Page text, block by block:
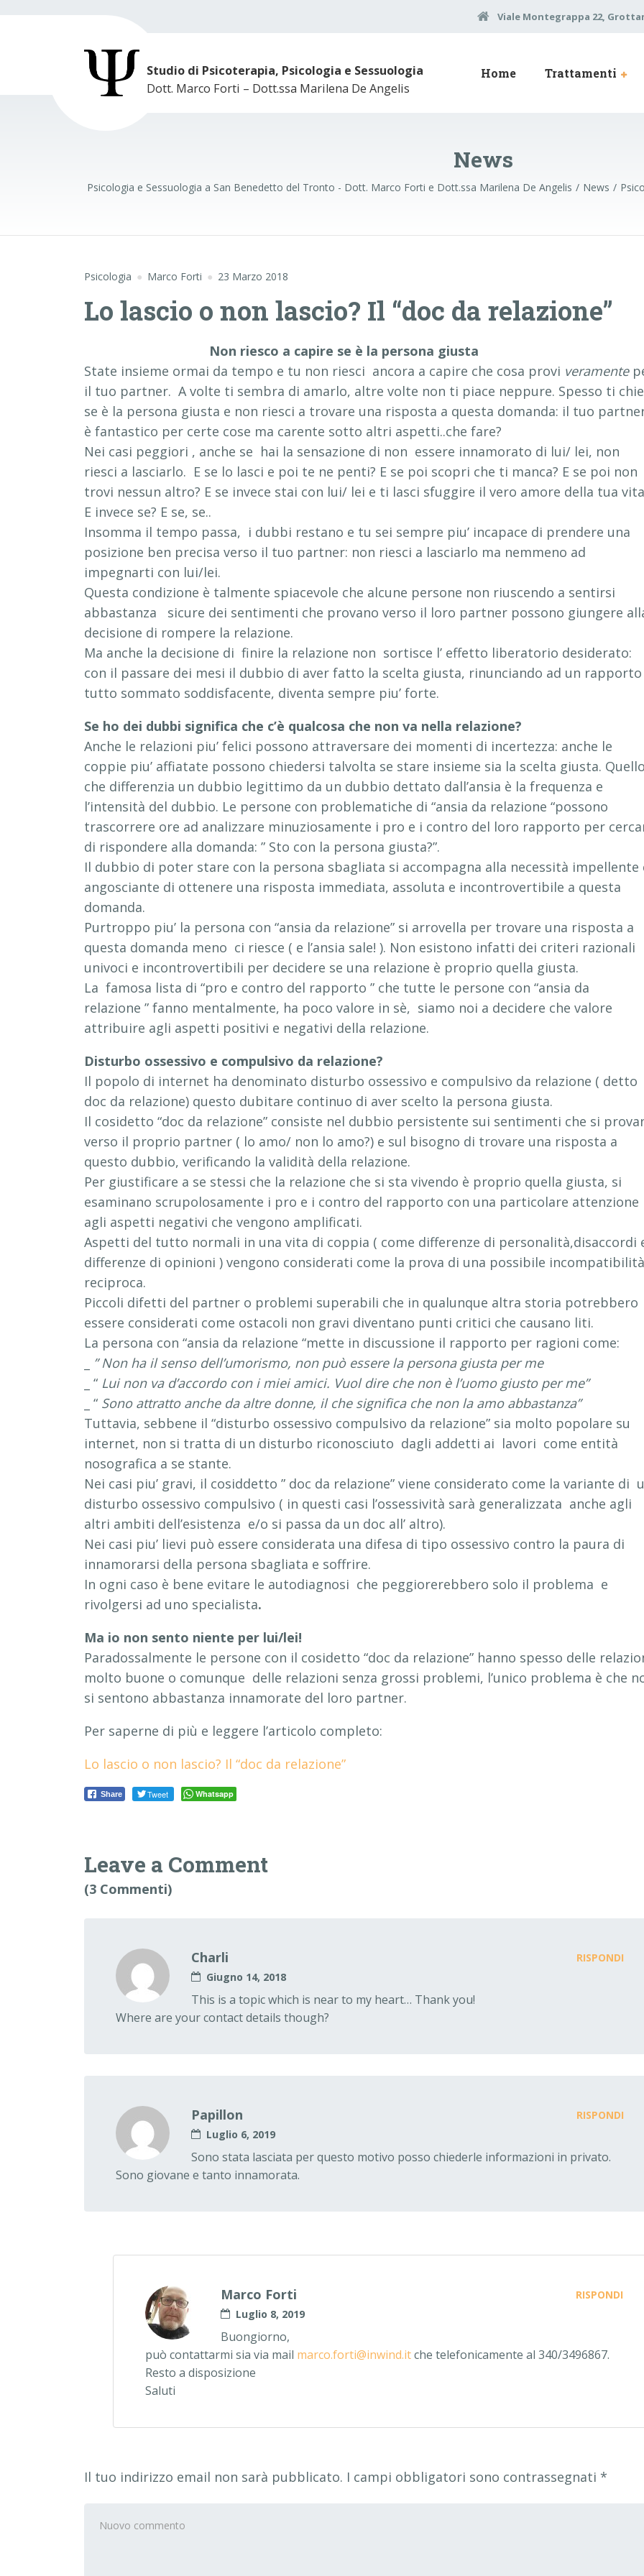
Viale Montegrappa 22,
Studio di Psicoterapia, Psicologia e Sessuologia
Dott. Marco Forti – Dott.ssa Marilena De Angelis
Home Trattamenti
News
Psicologia e Sessuologia a San Benedetto del Tronto - Dott. Marco Forti e Dott.ssa Marilena De Angelis News
Psicologia Marco Forti 23 Marzo 2018
Lo lascio o non lascio? Il “doc da relazione”
Non riesco a capire se è la persona giusta
State insieme ormai da tempo e tu non riesci ancora a capire che cosa provi veramente
il tuo partner. A volte ti sembra di amarlo, altre volte non ti piace neppure. Spesso ti
se è la persona giusta e non riesci a trovare una risposta a questa domanda: il tuo
è fantastico per certe cose ma carente sotto altri aspetti..che fare?
Nei casi peggiori , anche se hai la sensazione di non essere innamorato di lui/ lei, non
riesci a lasciarlo. E se lo lasci e poi te ne penti? E se poi scopri che ti manca? E se poi non
trovi nessun altro? E se invece stai con lui/ lei e ti lasci sfuggire il vero amore della tua
E invece se? E se, se..
Insomma il tempo passa, i dubbi restano e tu sei sempre piu’ incapace di prendere una
posizione ben precisa verso il tuo partner: non riesci a lasciarlo ma nemmeno ad
impegnarti con lui/lei.
Questa condizione è talmente spiacevole che alcune persone non riuscendo a sentirsi
abbastanza sicure dei sentimenti che provano verso il loro partner possono giungere
decisione di rompere la relazione.
Ma anche la decisione di finire la relazione non sortisce l’ effetto liberatorio desiderato:
con il passare dei mesi il dubbio di aver fatto la scelta giusta, rinunciando ad un rapporto
tutto sommato soddisfacente, diventa sempre piu’ forte.
Se ho dei dubbi significa che c’è qualcosa che non va nella relazione?
Anche le relazioni piu’ felici possono attraversare dei momenti di incertezza: anche le
coppie piu’ affiatate possono chiedersi talvolta se stare insieme sia la scelta giusta. Quello
che differenzia un dubbio legittimo da un dubbio dettato dall’ansia è la frequenza e
l’intensità del dubbio. Le persone con problematiche di “ansia da relazione “possono
trascorrere ore ad analizzare minuziosamente i pro e i contro del loro rapporto per
di rispondere alla domanda: ” Sto con la persona giusta?”.
Il dubbio di poter stare con la persona sbagliata si accompagna alla necessità impellente
angosciante di ottenere una risposta immediata, assoluta e incontrovertibile a questa
domanda.
Purtroppo piu’ la persona con “ansia da relazione” si arrovella per trovare una risposta a
questa domanda meno ci riesce ( e l’ansia sale! ). Non esistono infatti dei criteri razionali
univoci e incontrovertibili per decidere se una relazione è proprio quella giusta.
La famosa lista di “pro e contro del rapporto ” che tutte le persone con “ansia da
relazione ” fanno mentalmente, ha poco valore in sè, siamo noi a decidere che valore
attribuire agli aspetti positivi e negativi della relazione.
Disturbo ossessivo e compulsivo da relazione?
Il popolo di internet ha denominato disturbo ossessivo e compulsivo da relazione ( detto
doc da relazione) questo dubitare continuo di aver scelto la persona giusta.
Il cosidetto “doc da relazione” consiste nel dubbio persistente sui sentimenti che si
verso il proprio partner ( lo amo/ non lo amo?) e sul bisogno di trovare una risposta a
questo dubbio, verificando la validità della relazione.
Per giustificare a se stessi che la relazione che si sta vivendo è proprio quella giusta, si
esaminano scrupolosamente i pro e i contro del rapporto con una particolare attenzione
agli aspetti negativi che vengono amplificati.
Aspetti del tutto normali in una vita di coppia ( come differenze di personalità,disaccordi
differenze di opinioni ) vengono considerati come la prova di una possibile incompatibilità
reciproca.
Piccoli difetti del partner o problemi superabili che in qualunque altra storia potrebbero
essere considerati come ostacoli non gravi diventano punti critici che causano liti.
La persona con “ansia da relazione “mette in discussione il rapporto per ragioni come:
” Non ha il senso dell’umorismo, non può essere la persona giusta per me
_ “ Lui non va d’accordo con i miei amici. Vuol dire che non è l’uomo giusto per me”
_ “ Sono attratto anche da altre donne, il che significa che non la amo abbastanza”
Tuttavia, sebbene il “disturbo ossessivo compulsivo da relazione” sia molto popolare su
internet, non si tratta di un disturbo riconosciuto dagli addetti ai lavori come entità
nosografica a se stante.
Nei casi piu’ gravi, il cosiddetto ” doc da relazione” viene considerato come la variante di
disturbo ossessivo compulsivo ( in questi casi l’ossessività sarà generalizzata anche agli
altri ambiti dell’esistenza e/o si passa da un doc all’ altro).
Nei casi piu’ lievi può essere considerata una difesa di tipo ossessivo contro la paura di
innamorarsi della persona sbagliata e soffrire.
In ogni caso è bene evitare le autodiagnosi che peggiorerebbero solo il problema e
rivolgersi ad uno specialista.
Ma io non sento niente per lui/lei!
Paradossalmente le persone con il cosidetto “doc da relazione” hanno spesso delle
molto buone o comunque delle relazioni senza grossi problemi, l’unico problema è che
si sentono abbastanza innamorate del loro partner.
Per saperne di più e leggere l’articolo completo:
Lo lascio o non lascio? Il “doc da relazione”
Share Tweet Whatsapp
Leave a Comment
(3 Commenti)
RISPONDI
Charli
Giugno 14, 2018
This is a topic which is near to my heart… Thank you!
Where are your contact details though?
RISPONDI
Papillon
Luglio 6, 2019
Sono stata lasciata per questo motivo posso chiederle informazioni in privato.
Sono giovane e tanto innamorata.
RISPONDI
Marco Forti
Luglio 8, 2019
Buongiorno,
può contattarmi sia via mail marco.forti@inwind.itche telefonicamente al 340/3496867.
Resto a disposizione
Saluti
Il tuo indirizzo email non sarà pubblicato. I campi obbligatori sono contrassegnati *
tuo